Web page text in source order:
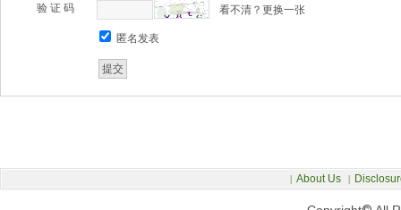
验 证 码 看不清？更换一张
匿名发表
| About Us |